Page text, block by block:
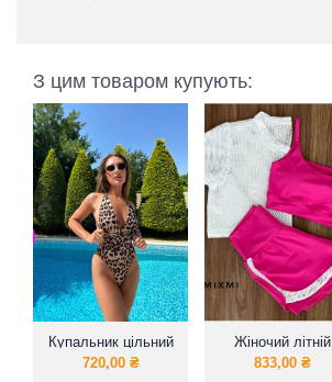
З цим товаром купують:
Купальник цільний
720,00 ₴
Жіночий літній
костюм трійка
833,00 ₴